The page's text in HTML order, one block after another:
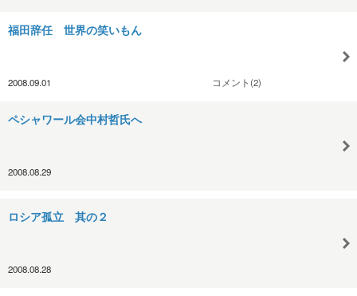
福田辞任 世界の笑いもん
2008.09.01 コメント(2)
ペシャワール会中村哲氏へ
2008.08.29
ロシア孤立 其の２
2008.08.28